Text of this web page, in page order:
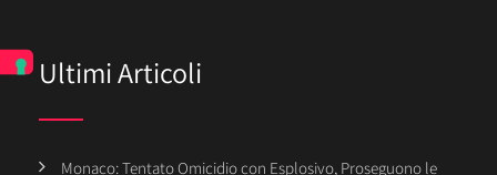
Ultimi Articoli
Monaco: Tentato Omicidio con Esplosivo, Proseguono le